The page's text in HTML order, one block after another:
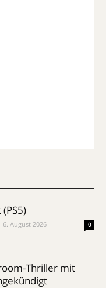
6. August 2026 0
Thriller mit